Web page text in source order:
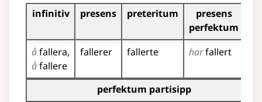
Bøyningstabell for dette verbet
infinitiv presens preteritum
presens
perfektum
åfallera
åfallere
fallerer fallerte harfallert
Bøyningstabell for dette verbet (partisippformer)
perfektum partisipp